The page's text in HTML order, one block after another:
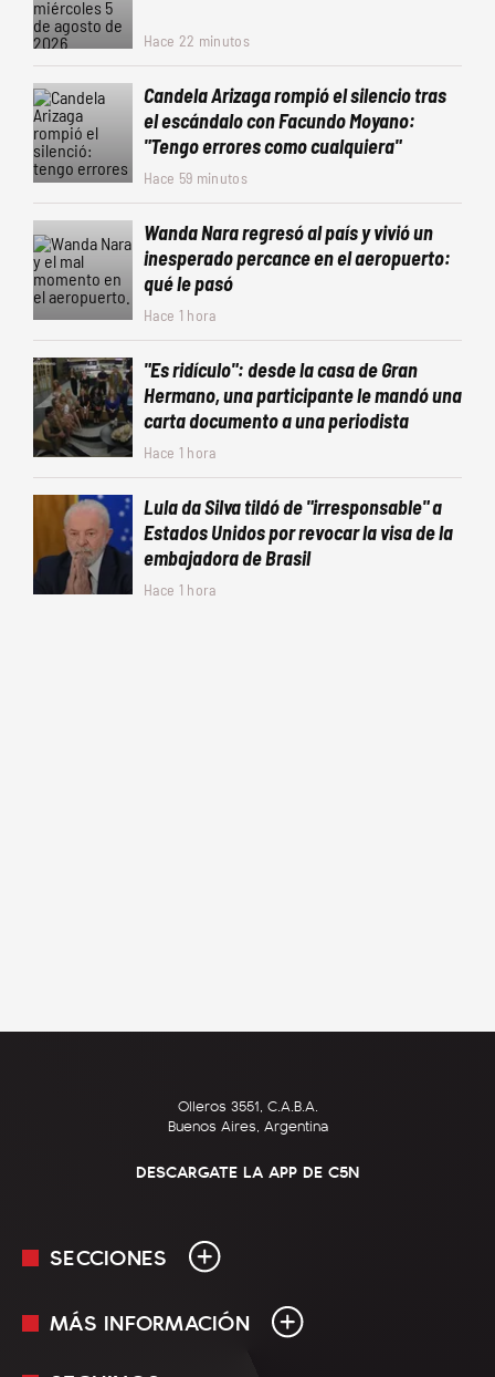
Hace 22 minutos
Candela Arizaga rompió el silencio tras
el escándalo con Facundo Moyano:
"Tengo errores como cualquiera"
Hace 59 minutos
Wanda Nara regresó al país y vivió un
inesperado percance en el aeropuerto:
qué le pasó
Hace 1 hora
"Es ridículo": desde la casa de Gran
Hermano, una participante le mandó una
carta documento a una periodista
Hace 1 hora
Lula da Silva tildó de "irresponsable" a
Estados Unidos por revocar la visa de la
embajadora de Brasil
Hace 1 hora
Olleros 3551, C.A.B.A.
Buenos Aires, Argentina
DESCARGATE LA APP DE C5N
SECCIONES
En Vivo
MÁS INFORMACIÓN